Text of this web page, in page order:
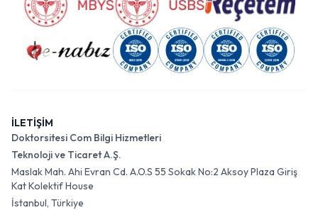
İLETİŞİM
Doktorsitesi Com Bilgi Hizmetleri
Teknoloji ve Ticaret A.Ş.
Maslak Mah. Ahi Evran Cd. A.O.S 55 Sokak No:2 Aksoy Plaza Giriş
Kat Kolektif House
İstanbul, Türkiye